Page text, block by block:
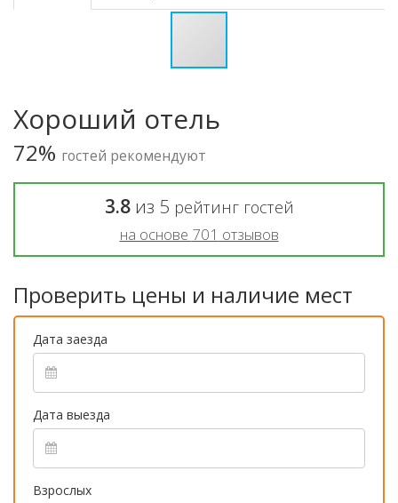
Хороший отель
72% гостей рекомендуют
3.8из 5 рейтинг гостей
на основе 701 отзывов
Проверить цены и наличие мест
Дата заезда
Дата выезда
Взрослых